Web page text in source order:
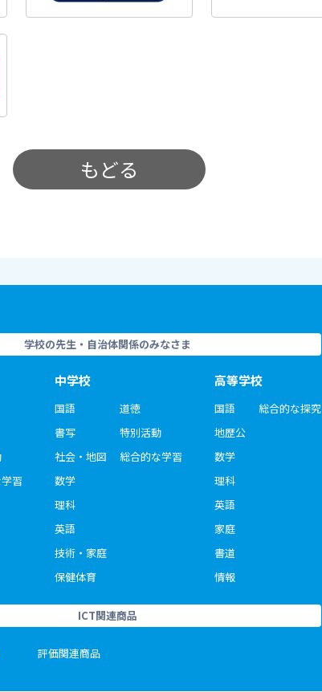
もどる
学校の先生・自治体関係のみなさま
習
中学校
国語
書写
社会・地図
数学
理科
英語
技術・家庭
保健体育
道徳
特別活動
総合的な学習
高等学校
国語
地歴公
数学
理科
英語
家庭
書道
情報
総合的な探究
ICT関連商品
評価関連商品